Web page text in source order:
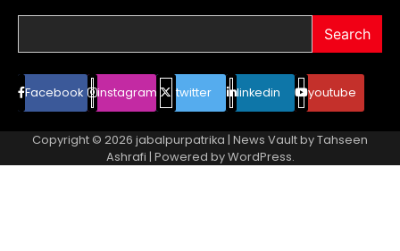
Search
Facebook instagram twitter linkedin youtube
Copyright © 2026 jabalpurpatrika | News Vault byTahseen
Ashrafi | Powered byWordPress.